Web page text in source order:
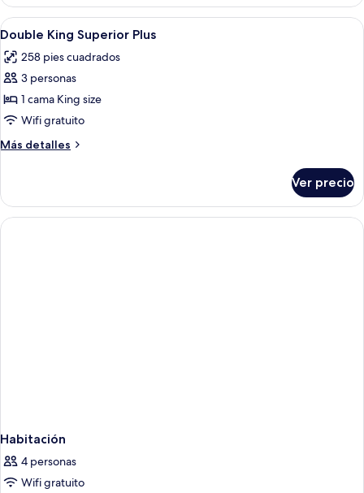
(Three)
Abrir
todas
las
fotos
de
Double
King
Superior
Minibar, caja de seguridad en la
13
Double King Superior Plus
258 pies cuadrados
3 personas
1 cama King size
Wifi gratuito
Más detalles
Más
King
Superior
Plus
Ver precio
Habitación
4 personas
Wifi gratuito